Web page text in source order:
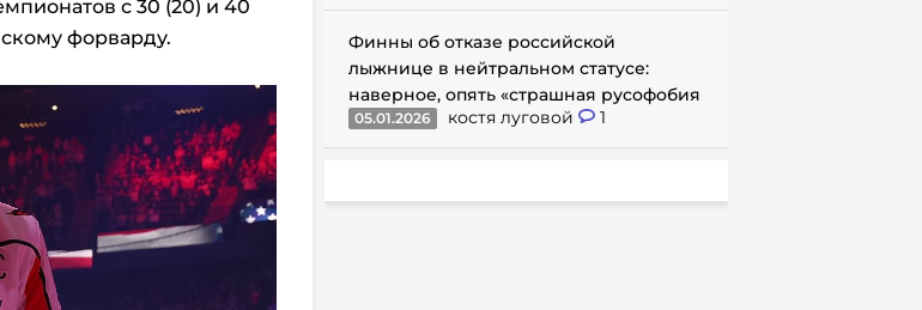
с 30 (20) и 40
форварду.
Финны об отказе российской
лыжнице в нейтральном статусе:
наверное, опять «страшная русофобия
05.01.2026 костя луговой 1